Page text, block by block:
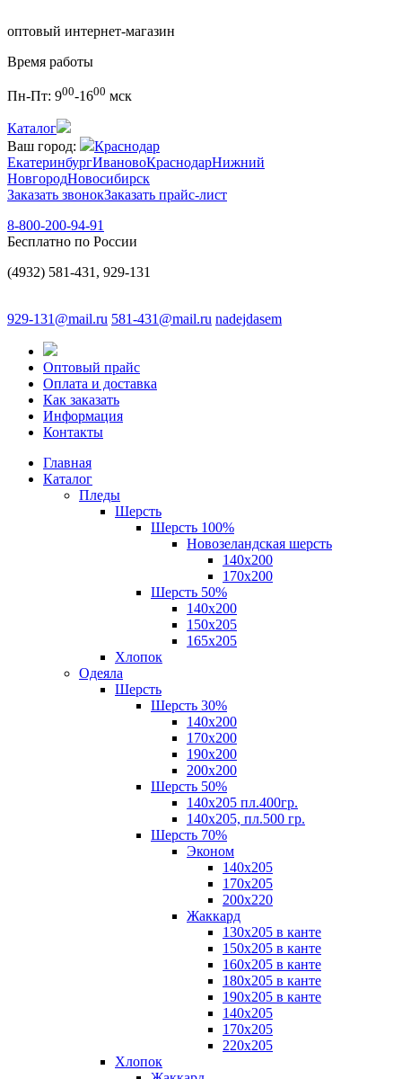
оптовый интернет-магазин
Время работы
Пн-Пт: 900-1600 мск
Каталог
Ваш город:
Краснодар
ЕкатеринбургИвановоКраснодарНижний
НовгородНовосибирск
Заказать звонокЗаказать прайс-лист
8-800-200-94-91
Бесплатно по России
(4932) 581-431, 929-131
929-131@mail.ru 581-431@mail.ru nadejdasem
Оптовый прайс
Оплата и доставка
Как заказать
Информация
Контакты
Главная
Каталог
Пледы
Шерсть
Шерсть 100%
Новозеландская шерсть
140х200
170x200
Шерсть 50%
140x200
150х205
165х205
Хлопок
Одеяла
Шерсть
Шерсть 30%
140х200
170х200
190х200
200х200
Шерсть 50%
140х205 пл.400гр.
140х205, пл.500 гр.
Шерсть 70%
Эконом
140х205
170х205
200х220
Жаккард
130х205 в канте
150х205 в канте
160х205 в канте
180х205 в канте
190х205 в канте
140х205
170х205
220х205
Хлопок